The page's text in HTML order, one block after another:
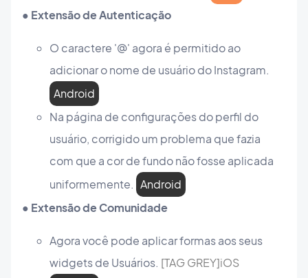
● Extensão de Autenticação
O caractere '@' agora é permitido ao
adicionar o nome de usuário do Instagram.
Android
Na página de configurações do perfil do
usuário, corrigido um problema que fazia
com que a cor de fundo não fosse aplicada
uniformemente. Android
● Extensão de Comunidade
Agora você pode aplicar formas aos seus
widgets de Usuários. [TAG GREY]iOS